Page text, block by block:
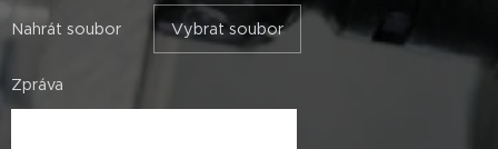
Nahrát soubor Vybrat soubor
Zpráva